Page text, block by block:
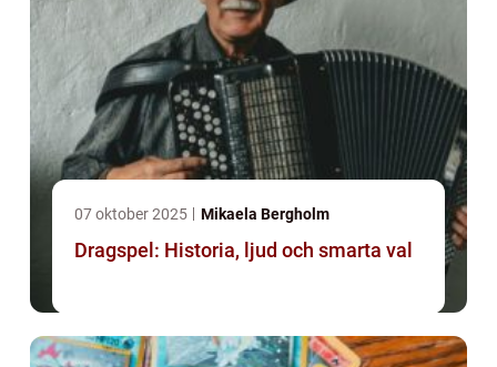
07 oktober 2025 Mikaela Bergholm
Dragspel: Historia, ljud och smarta val